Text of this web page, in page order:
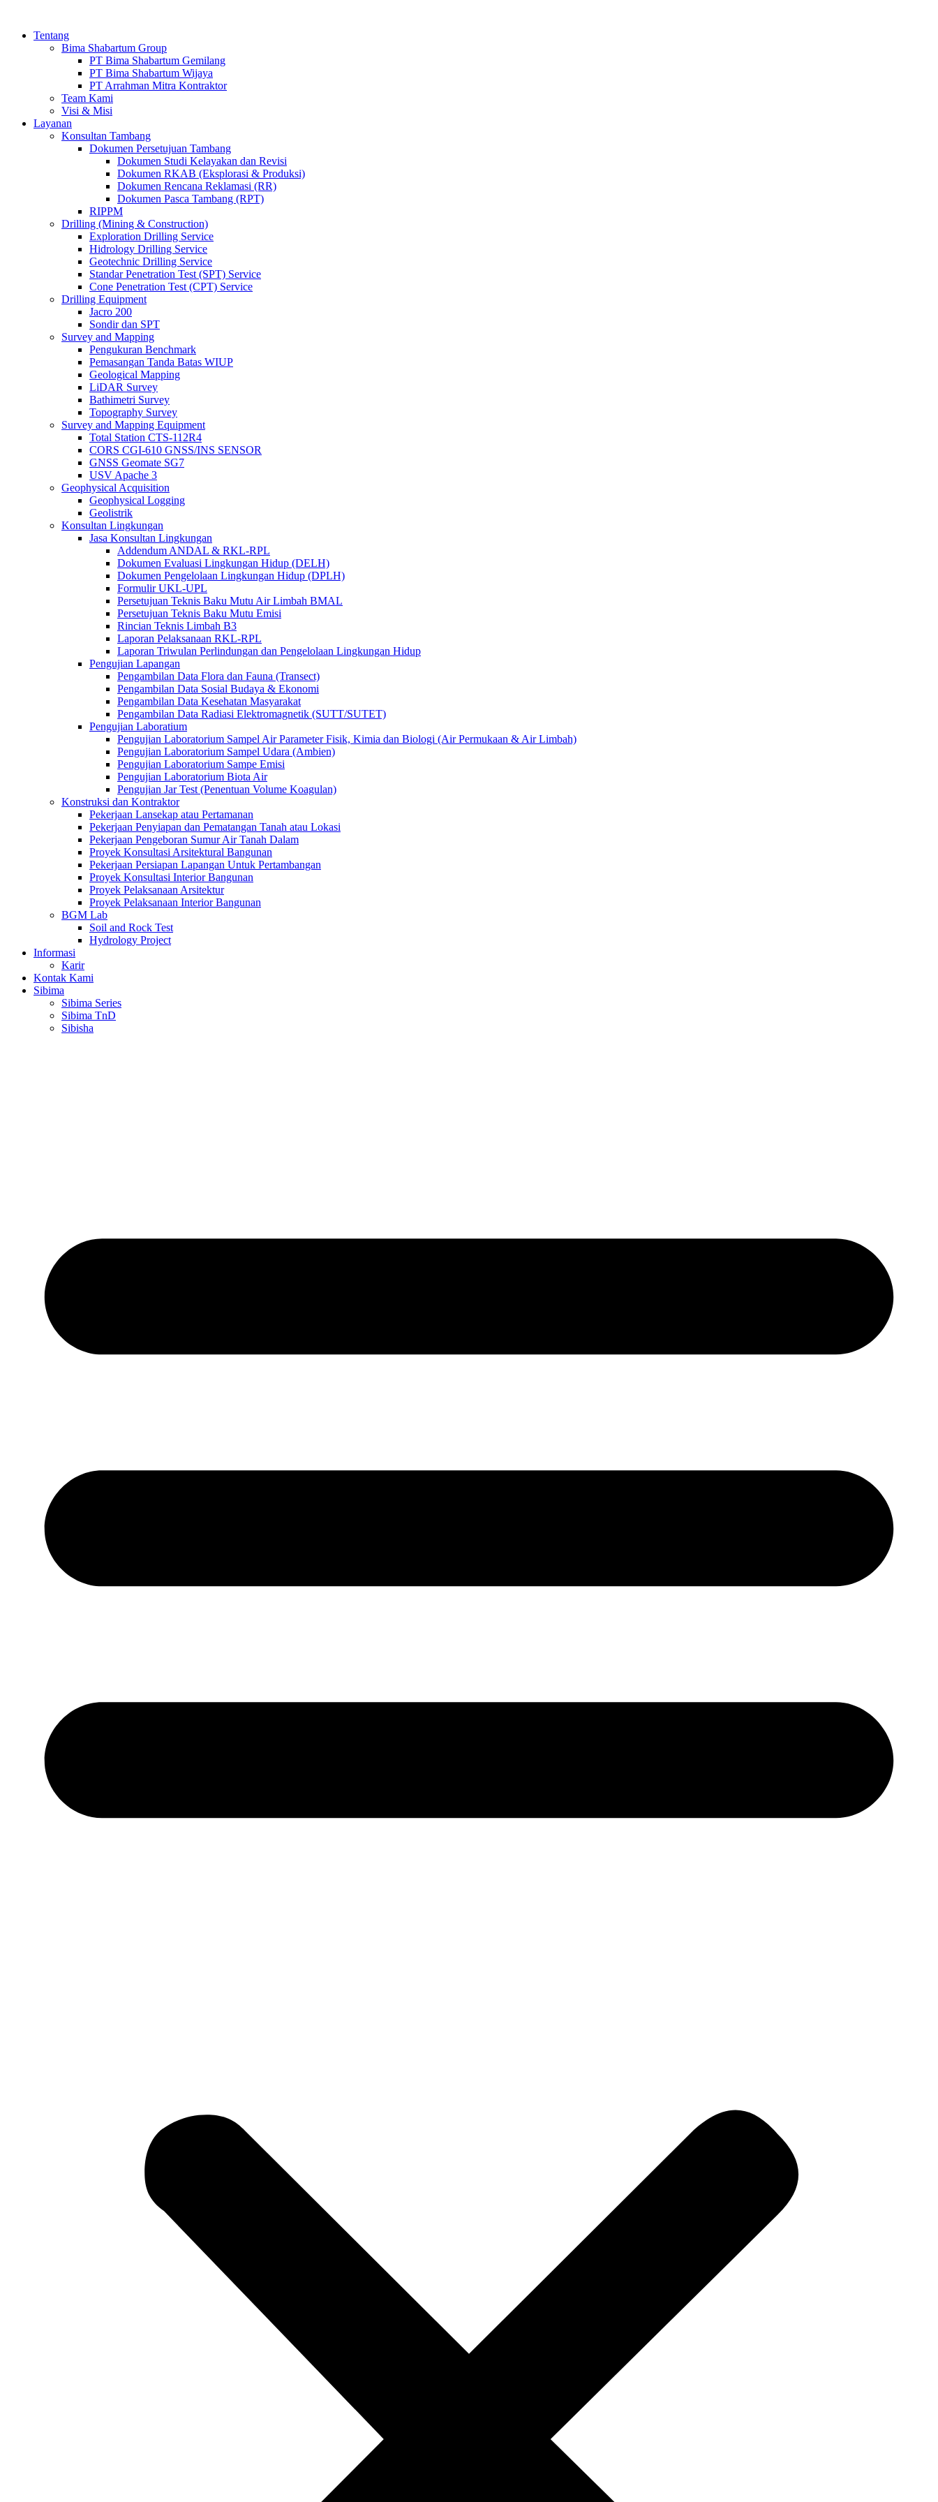
Tentang
Bima Shabartum Group
PT Bima Shabartum Gemilang
PT Bima Shabartum Wijaya
PT Arrahman Mitra Kontraktor
Team Kami
Visi & Misi
Layanan
Konsultan Tambang
Dokumen Persetujuan Tambang
Dokumen Studi Kelayakan dan Revisi
Dokumen RKAB (Eksplorasi & Produksi)
Dokumen Rencana Reklamasi (RR)
Dokumen Pasca Tambang (RPT)
RIPPM
Drilling (Mining & Construction)
Exploration Drilling Service
Hidrology Drilling Service
Geotechnic Drilling Service
Standar Penetration Test (SPT) Service
Cone Penetration Test (CPT) Service
Drilling Equipment
Jacro 200
Sondir dan SPT
Survey and Mapping
Pengukuran Benchmark
Pemasangan Tanda Batas WIUP
Geological Mapping
LiDAR Survey
Bathimetri Survey
Topography Survey
Survey and Mapping Equipment
Total Station CTS-112R4
CORS CGI-610 GNSS/INS SENSOR
GNSS Geomate SG7
USV Apache 3
Geophysical Acquisition
Geophysical Logging
Geolistrik
Konsultan Lingkungan
Jasa Konsultan Lingkungan
Addendum ANDAL & RKL-RPL
Dokumen Evaluasi Lingkungan Hidup (DELH)
Dokumen Pengelolaan Lingkungan Hidup (DPLH)
Formulir UKL-UPL
Persetujuan Teknis Baku Mutu Air Limbah BMAL
Persetujuan Teknis Baku Mutu Emisi
Rincian Teknis Limbah B3
Laporan Pelaksanaan RKL-RPL
Laporan Triwulan Perlindungan dan Pengelolaan Lingkungan Hidup
Pengujian Lapangan
Pengambilan Data Flora dan Fauna (Transect)
Pengambilan Data Sosial Budaya & Ekonomi
Pengambilan Data Kesehatan Masyarakat
Pengambilan Data Radiasi Elektromagnetik (SUTT/SUTET)
Pengujian Laboratium
Pengujian Laboratorium Sampel Air Parameter Fisik, Kimia dan Biologi (Air Permukaan & Air Limbah)
Pengujian Laboratorium Sampel Udara (Ambien)
Pengujian Laboratorium Sampe Emisi
Pengujian Laboratorium Biota Air
Pengujian Jar Test (Penentuan Volume Koagulan)
Konstruksi dan Kontraktor
Pekerjaan Lansekap atau Pertamanan
Pekerjaan Penyiapan dan Pematangan Tanah atau Lokasi
Pekerjaan Pengeboran Sumur Air Tanah Dalam
Proyek Konsultasi Arsitektural Bangunan
Pekerjaan Persiapan Lapangan Untuk Pertambangan
Proyek Konsultasi Interior Bangunan
Proyek Pelaksanaan Arsitektur
Proyek Pelaksanaan Interior Bangunan
BGM Lab
Soil and Rock Test
Hydrology Project
Informasi
Karir
Kontak Kami
Sibima
Sibima Series
Sibima TnD
Sibisha